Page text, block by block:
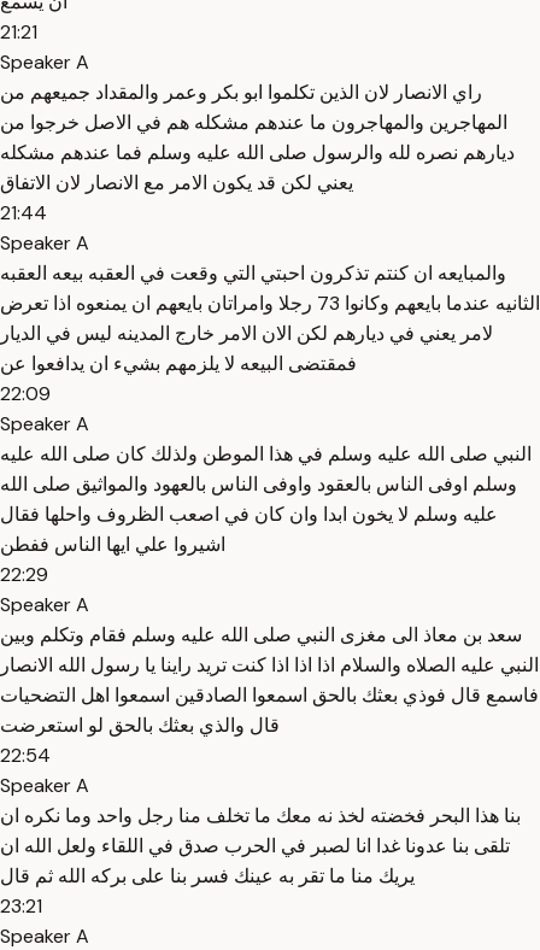
21:21
Speaker A
راي الانصار لان الذين تكلموا ابو بكر وعمر والمقداد جميعهم من
المهاجرين والمهاجرون ما عندهم مشكله هم في الاصل خرجوا من
ديارهم نصره لله والرسول صلى الله عليه وسلم فما عندهم مشكله
يعني لكن قد يكون الامر مع الانصار لان الاتفاق
21:44
Speaker A
والمبايعه ان كنتم تذكرون احبتي التي وقعت في العقبه بيعه العقبه
الثانيه عندما بايعهم وكانوا 73 رجلا وامراتان بايعهم ان يمنعوه اذا تعرض
لامر يعني في ديارهم لكن الان الامر خارج المدينه ليس في الديار
فمقتضى البيعه لا يلزمهم بشيء ان يدافعوا عن
22:09
Speaker A
النبي صلى الله عليه وسلم في هذا الموطن ولذلك كان صلى الله عليه
وسلم اوفى الناس بالعقود واوفى الناس بالعهود والمواثيق صلى الله
عليه وسلم لا يخون ابدا وان كان في اصعب الظروف واحلها فقال
اشيروا علي ايها الناس ففطن
22:29
Speaker A
سعد بن معاذ الى مغزى النبي صلى الله عليه وسلم فقام وتكلم وبين
النبي عليه الصلاه والسلام اذا اذا اذا كنت تريد راينا يا رسول الله الانصار
فاسمع قال فوذي بعثك بالحق اسمعوا الصادقين اسمعوا اهل التضحيات
قال والذي بعثك بالحق لو استعرضت
22:54
Speaker A
بنا هذا البحر فخضته لخذ نه معك ما تخلف منا رجل واحد وما نكره ان
تلقى بنا عدونا غدا انا لصبر في الحرب صدق في اللقاء ولعل الله ان
يريك منا ما تقر به عينك فسر بنا على بركه الله ثم قال
23:21
Speaker A